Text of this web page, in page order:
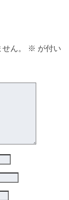
ん。 ※ が付い